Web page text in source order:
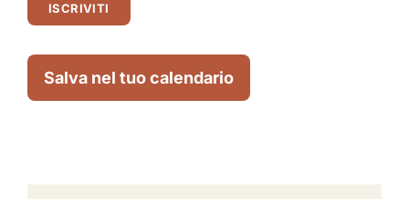
ISCRIVITI
Salva nel tuo calendario